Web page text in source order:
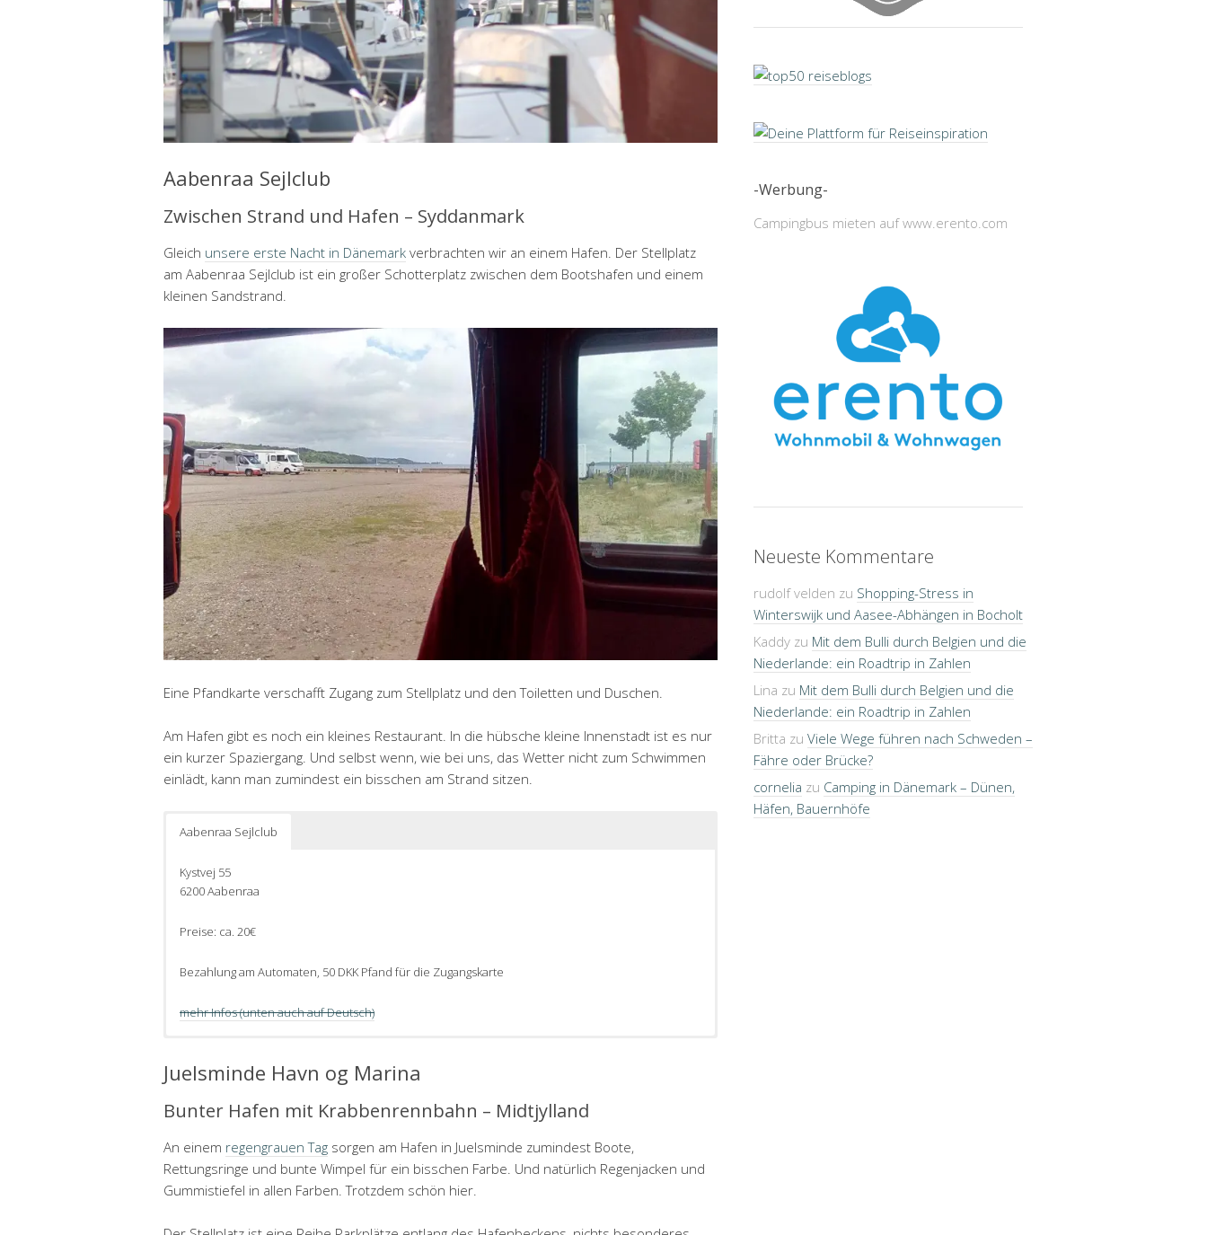
Aabenraa Sejlclub
Zwischen Strand und Hafen – Syddanmark
Gleich unsere erste Nacht in Dänemark verbrachten wir an einem Hafen. Der Stellplatz
am Aabenraa Sejlclub ist ein großer Schotterplatz zwischen dem Bootshafen und einem
kleinen Sandstrand.
Eine Pfandkarte verschafft Zugang zum Stellplatz und den Toiletten und Duschen.
Am Hafen gibt es noch ein kleines Restaurant. In die hübsche kleine Innenstadt ist es nur
ein kurzer Spaziergang. Und selbst wenn, wie bei uns, das Wetter nicht zum Schwimmen
einlädt, kann man zumindest ein bisschen am Strand sitzen.
Aabenraa Sejlclub
Kystvej 55
6200 Aabenraa
Preise: ca. 20€
Bezahlung am Automaten, 50 DKK Pfand für die Zugangskarte
mehr Infos (unten auch auf Deutsch)
Juelsminde Havn og Marina
Bunter Hafen mit Krabbenrennbahn – Midtjylland
An einem regengrauen Tag sorgen am Hafen in Juelsminde zumindest Boote,
Rettungsringe und bunte Wimpel für ein bisschen Farbe. Und natürlich Regenjacken und
Gummistiefel in allen Farben. Trotzdem schön hier.
-Werbung-
Campingbus mieten auf www.erento.com
Neueste Kommentare
rudolf velden zu Shopping-Stress in
Winterswijk und Aasee-Abhängen in Bocholt
Kaddyzu Mit dem Bulli durch Belgien und die
Niederlande: ein Roadtrip in Zahlen
Lina zu Mit dem Bulli durch Belgien und die
Niederlande: ein Roadtrip in Zahlen
Britta zu Viele Wege führen nach Schweden –
Fähre oder Brücke?
cornelia zu Camping in Dänemark – Dünen,
Häfen, Bauernhöfe